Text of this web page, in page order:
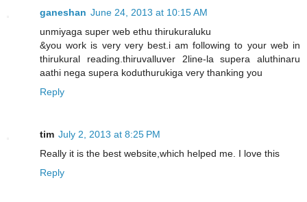
ganeshan June 24, 2013 at 10:15 AM
unmiyaga super web ethu thirukuraluku
&you work is very very best.i am following to your web in
thirukural reading.thiruvalluver 2line-la supera aluthinaru
aathi nega supera koduthurukiga very thanking you
Reply
tim July 2, 2013 at 8:25 PM
Really it is the best website,which helped me. I love this
Reply